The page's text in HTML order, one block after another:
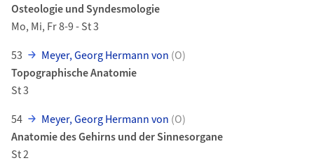
Osteologie und Syndesmologie
Mo, Mi, Fr 8-9 - St 3
53
Meyer, Georg Hermann von (O)
Topographische Anatomie
St 3
54
Meyer, Georg Hermann von (O)
Anatomie des Gehirns und der Sinnesorgane
St 2